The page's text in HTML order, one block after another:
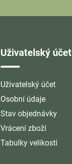
Uživatelský účet
Uživatelský účet
Osobní údaje
Stav objednávky
Vrácení zboží
Tabulky velikostí